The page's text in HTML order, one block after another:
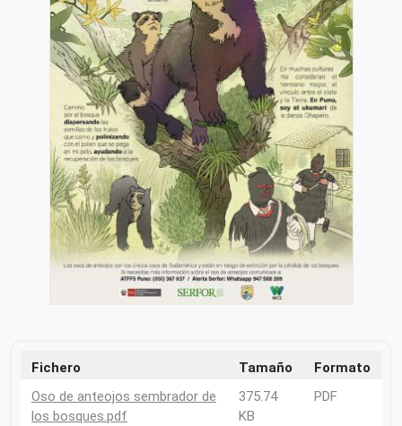
Fichero Tamaño
Formato
Oso de anteojos sembrador de
los bosques.pdf
375.74
KB
PDF